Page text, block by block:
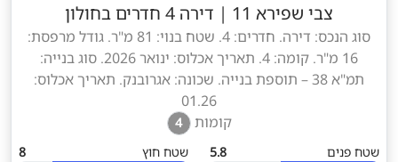
צבי שפירא 11 | דירה 4 חדרים בחולון
סוג הנכס: דירה. חדרים: 4. שטח בנוי: 81 מ"ר. גודל מרפסת:
16 מ"ר. קומה: 4. תאריך אכלוס: ינואר 2026. סוג בנייה:
תמ"א 38 – תוספת בנייה. שכונה: אגרובנק. תאריך אכלוס:
01.26
קומות
4
שטח פנים
5.8 שטח חוץ 8